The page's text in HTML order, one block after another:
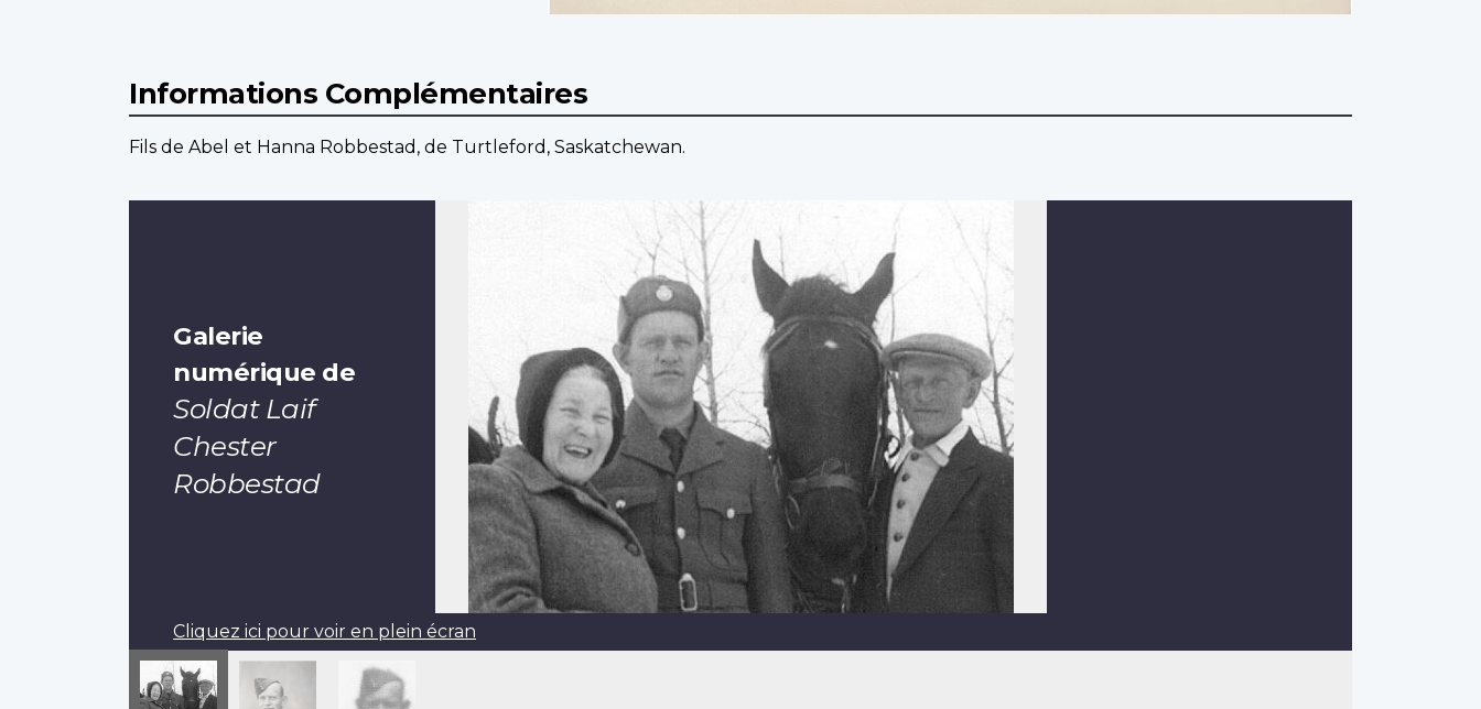
Informations Complémentaires
Fils de Abel et Hanna Robbestad, de Turtleford, Saskatchewan.
Galerie
numérique de
Soldat Laif
Chester
Robbestad
Cliquez ici pour voir en plein écran